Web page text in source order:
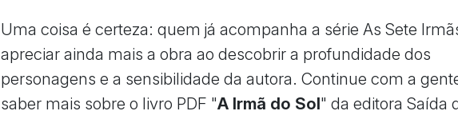
Uma coisa é certeza: quem já acompanha a série As Sete
apreciar ainda mais a obra ao descobrir a profundidade dos
personagens e a sensibilidade da autora. Continue com a
saber mais sobre o livro PDF "A Irmã do Sol" da editora Saída